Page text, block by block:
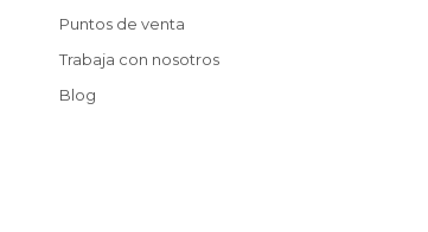
Puntos de venta
Trabaja con nosotros
Blog